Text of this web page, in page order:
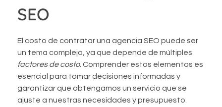
SEO
El costo de contratar una agencia SEO puede ser
un tema complejo, ya que depende de múltiples
factores de costo. Comprender estos elementos es
esencial para tomar decisiones informadas y
garantizar que obtengamos un servicio que se
ajuste a nuestras necesidades y presupuesto.